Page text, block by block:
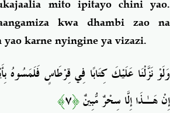
mito ipitayo chini yao.
kwa dhambi zao na
yao karne nyingine ya vizazi.
وَلَوْ نَزَّلْنَا عَلَيْكَ كِتَابًا فِي قِرْطَاسٍ فَلَمَسُوهُ
إِنْ هَـٰذَا إِلَّا سِحْرٌ مُّبِينٌ﴿٧﴾